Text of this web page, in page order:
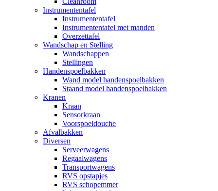
Instrumententafel
Instrumententafel
Instrumententafel met manden
Overzettafel
Wandschap en Stelling
Wandschappen
Stellingen
Handenspoelbakken
Wand model handenspoelbakken
Staand model handenspoelbakken
Kranen
Kraan
Sensorkraan
Voorspoeldouche
Afvalbakken
Diversen
Serveerwagens
Regaalwagens
Transportwagens
RVS opstapjes
RVS schopemmer